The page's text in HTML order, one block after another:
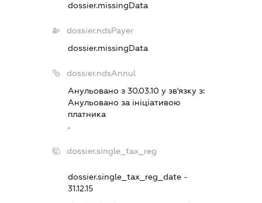
dossier.missingData
dossier.ndsPayer
dossier.missingData
dossier.ndsAnnul
Анульовано з 30.03.10 у зв'язку з:
Анульовано за iнiцiативою
платника
.
dossier.single_tax_reg
dossier.single_tax_reg_date -
31.12.15